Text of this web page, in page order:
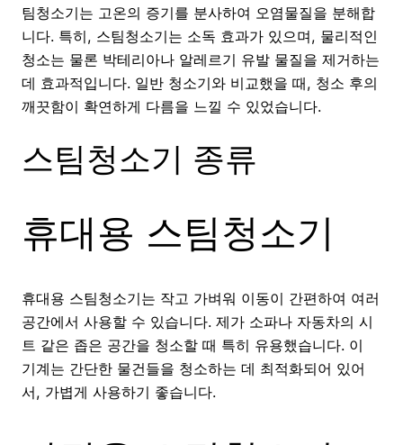
팀청소기는 고온의 증기를 분사하여 오염물질을 분해합
니다. 특히, 스팀청소기는 소독 효과가 있으며, 물리적인
청소는 물론 박테리아나 알레르기 유발 물질을 제거하는
데 효과적입니다. 일반 청소기와 비교했을 때, 청소 후의
깨끗함이 확연하게 다름을 느낄 수 있었습니다.
스팀청소기 종류
휴대용 스팀청소기
휴대용 스팀청소기는 작고 가벼워 이동이 간편하여 여러
공간에서 사용할 수 있습니다. 제가 소파나 자동차의 시
트 같은 좁은 공간을 청소할 때 특히 유용했습니다. 이
기계는 간단한 물건들을 청소하는 데 최적화되어 있어
서, 가볍게 사용하기 좋습니다.